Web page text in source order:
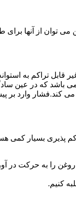
می توان از آنها
تراکم به استوانه
باشد که در عین
کند.فشار وارد بر
پذیری بسیار
را به حرکت در
کنیم.